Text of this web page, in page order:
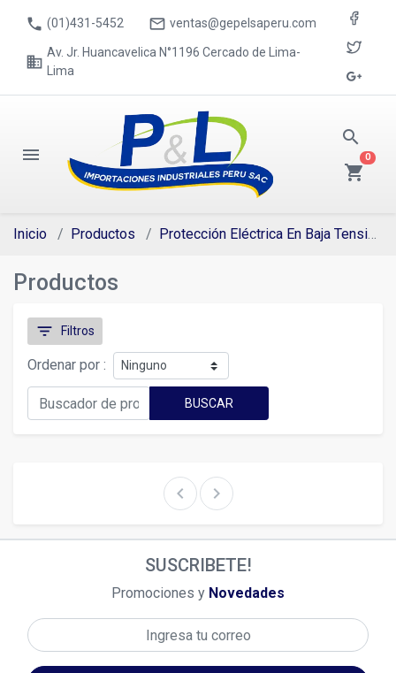
phone (01)431-5452 mail_outline ventas@gepelsaperu.com
business
Av. Jr. Huancavelica N°1196 Cercado de Lima-
Lima
menu
search
shopping_cart
0
Inicio Productos Protección Eléctrica En Baja Tensión
Productos
filter_list Filtros
Ordenar por :
BUSCAR
chevron_left chevron_right
SUSCRIBETE!
Promociones y Novedades